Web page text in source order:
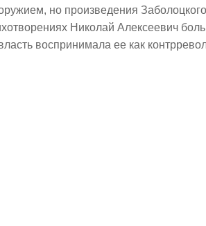
но произведения
Николай Алексеевич
воспринимала ее как